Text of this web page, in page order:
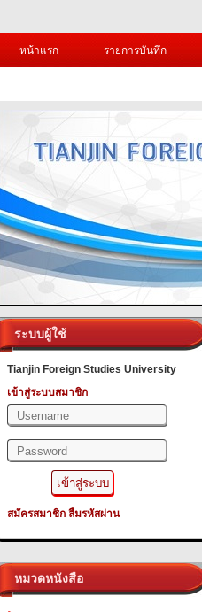
หน้าแรก
รายการบันทึก
ระบบผู้ใช้
Tianjin Foreign Studies University
เข้าสู่ระบบสมาชิก
สมัครสมาชิก ลืมรหัสผ่าน
หมวดหนังสือ